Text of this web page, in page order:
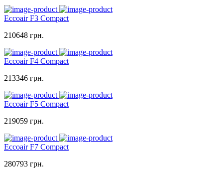
Eccoair F3 Compact
210648 грн.
Eccoair F4 Compact
213346 грн.
Eccoair F5 Compact
219059 грн.
Eccoair F7 Compact
280793 грн.